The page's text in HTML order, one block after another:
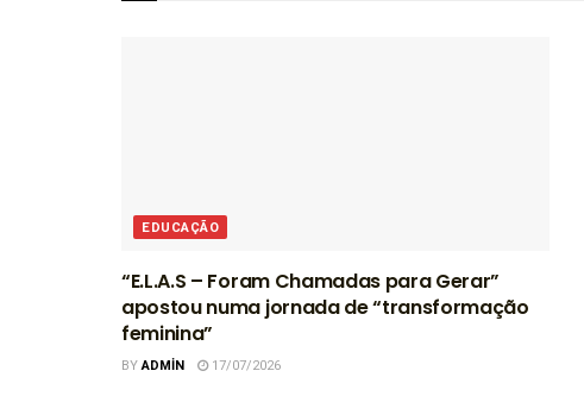
EDUCAÇÃO
“E.L.A.S – Foram Chamadas para Gerar”
apostou numa jornada de “transformação
feminina”
BYADMIN 17/07/2026